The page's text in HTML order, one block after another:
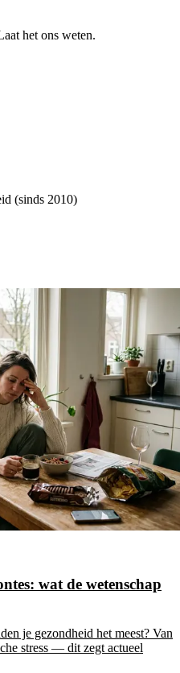
het ons weten.
(sinds 2010)
wat de wetenschap
je gezondheid het meest? Van
stress — dit zegt actueel